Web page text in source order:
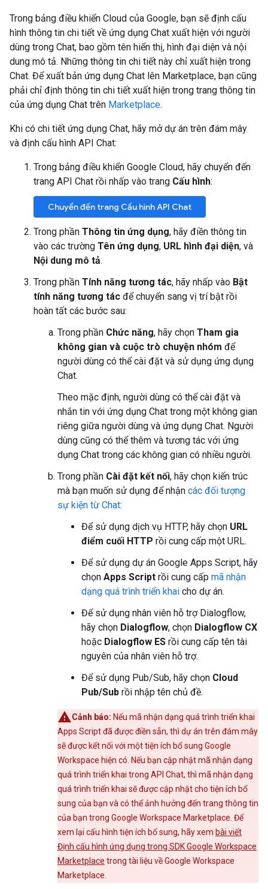
Trong bảng điều khiển Cloud của Google, bạn sẽ định cấu
hình thông tin chi tiết về ứng dụng Chat xuất hiện với người
dùng trong Chat, bao gồm tên hiển thị, hình đại diện và nội
dung mô tả. Những thông tin chi tiết này chỉ xuất hiện trong
Chat. Để xuất bản ứng dụng Chat lên Marketplace, bạn cũng
phải chỉ định thông tin chi tiết xuất hiện trong trang thông tin
của ứng dụng Chat trên Marketplace.
Khi có chi tiết ứng dụng Chat, hãy mở dự án trên đám mây
và định cấu hình API Chat:
Trong bảng điều khiển Google Cloud, hãy chuyển đến
trang API Chat rồi nhấp vào trang Cấu hình:
Chuyển đến trang Cấu hình API Chat
Trong phần Thông tin ứng dụng, hãy điền thông tin
vào các trường Tên ứng dụng, URL hình đại diện, và
Nội dung mô tả.
Trong phần Tính năng tương tác, hãy nhấp vào Bật
tính năng tương tác để chuyển sang vị trí bật rồi
hoàn tất các bước sau:
Trong phần Chức năng, hãy chọn Tham gia
không gian và cuộc trò chuyện nhóm để
người dùng có thể cài đặt và sử dụng ứng dụng
Chat.
Theo mặc định, người dùng có thể cài đặt và
nhắn tin với ứng dụng Chat trong một không gian
riêng giữa người dùng và ứng dụng Chat. Người
dùng cũng có thể thêm và tương tác với ứng
dụng Chat trong các không gian có nhiều người.
Trong phần Cài đặt kết nối, hãy chọn kiến trúc
mà bạn muốn sử dụng để nhận các đối tượng
sự kiện từ Chat:
Để sử dụng dịch vụ HTTP, hãy chọn URL
điểm cuối HTTP rồi cung cấp một URL.
Để sử dụng dự án Google Apps Script, hãy
chọn Apps Script rồi cung cấp mã nhận
dạng quá trình triển khai cho dự án.
Để sử dụng nhân viên hỗ trợ Dialogflow,
hãy chọn Dialogflow, chọn Dialogflow CX
hoặc Dialogflow ES rồi cung cấp tên tài
nguyên của nhân viên hỗ trợ.
Để sử dụng Pub/Sub, hãy chọn Cloud
Pub/Sub rồi nhập tên chủ đề.
Cảnh báo: Nếu mã nhận dạng quá trình triển khai
Apps Script đã được điền sẵn, thì dự án trên đám mây
sẽ được kết nối với một tiện ích bổ sung Google
Workspace hiện có. Nếu bạn cập nhật mã nhận dạng
quá trình triển khai trong API Chat, thì mã nhận dạng
quá trình triển khai sẽ được cập nhật cho tiện ích bổ
sung của bạn và có thể ảnh hưởng đến trang thông tin
của bạn trong Google Workspace Marketplace. Để
xem lại cấu hình tiện ích bổ sung, hãy xem bài viết
Định cấu hình ứng dụng trong SDK Google Workspace
Marketplace trong tài liệu về Google Workspace
Marketplace.